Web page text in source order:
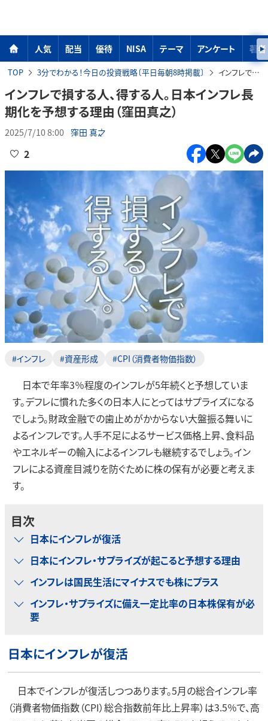
人気 配当 優待 NISA テーマ アンケート 著者
TOP 3分でわかる！今日の投資戦略〔平日毎朝8時掲載〕 インフレで損する人、得する人。日本インフレ長期化を予想する理由（窪田真之）
インフレで損する人、得する人。日本インフレ長
期化を予想する理由（窪田真之）
2025/7/10 8:00 窪田 真之
2
#インフレ #資産形成 #CPI（消費者物価指数）
日本で年率3％程度のインフレが5年続くと予想していま
す。デフレに慣れた多くの日本人にとってはサプライズになる
でしょう。財政金融での歯止めがかからない大盤振る舞いに
よるインフレです。人手不足によるサービス価格上昇、食料品
やエネルギーの輸入によるインフレも継続するでしょう。イン
フレによる資産目減りを防ぐために株の保有が必要と考えま
す。
目次
日本にインフレが復活
日本にインフレ・サプライズが起こると予想する理由
インフレは国民生活にマイナスでも株にプラス
インフレ・サプライズに備え一定比率の日本株保有が必
要
日本にインフレが復活
日本でインフレが復活しつつあります。5月の総合インフレ率
（消費者物価指数（CPI）総合指数前年比上昇率）は3.5％で、高